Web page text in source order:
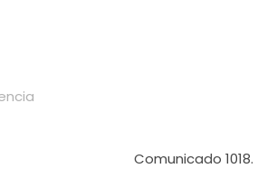
Comunicado 1018.